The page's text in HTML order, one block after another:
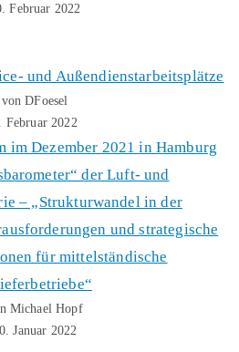
Februar 2022
und Außendienstarbeitsplätze
von DFoesel
Februar 2022
im Dezember 2021 in Hamburg
der Luft- und
– „Strukturwandel in der
und strategische
für mittelständische
Michael Hopf
Januar 2022